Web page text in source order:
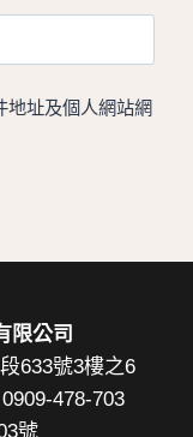
地址及個人網站網
限公司
633號3樓之6
478-703
號